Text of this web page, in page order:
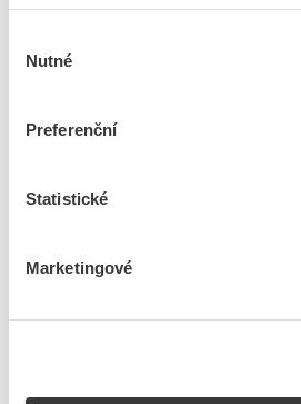
souhlasu
Nutné
Preferenční
Statistické
Marketingové
Upevnění krytu /víka
Odpovědnost za produkt
Adresa: Průmyslová 2084, 594 01 Velké
E-mail: scame@scame.cz
Ke stažení